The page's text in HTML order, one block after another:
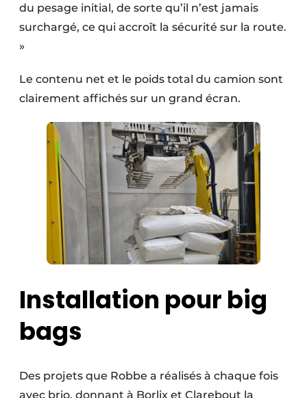
du pesage initial, de sorte qu’il n’est jamais
surchargé, ce qui accroît la sécurité sur la route.
»
Le contenu net et le poids total du camion sont
clairement affichés sur un grand écran.
Installation pour big
bags
Des projets que Robbe a réalisés à chaque fois
avec brio, donnant à Borlix et Clarebout la